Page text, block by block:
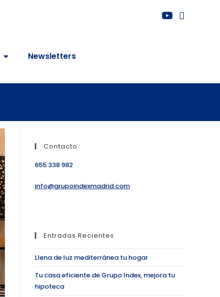
Newsletters
Contacto
655 338 982
info@grupoindexmadrid.com
Entradas Recientes
Llena de luz mediterránea tu hogar
Tu casa eficiente de Grupo Index, mejora tu
hipoteca